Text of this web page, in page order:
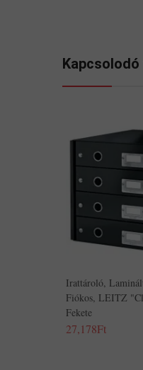
Irattároló,
Fiókos, LEITZ
Fekete
27,178Ft